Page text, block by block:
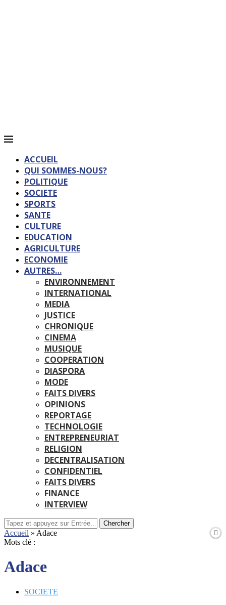
ACCUEIL
QUI SOMMES-NOUS?
POLITIQUE
SOCIETE
SPORTS
SANTE
CULTURE
EDUCATION
AGRICULTURE
ECONOMIE
AUTRES…
ENVIRONNEMENT
INTERNATIONAL
MEDIA
JUSTICE
CHRONIQUE
CINEMA
MUSIQUE
COOPERATION
DIASPORA
MODE
FAITS DIVERS
OPINIONS
REPORTAGE
TECHNOLOGIE
ENTREPRENEURIAT
RELIGION
DECENTRALISATION
CONFIDENTIEL
FAITS DIVERS
FINANCE
INTERVIEW
Chercher
Accueil » Adace
Mots clé :
Adace
SOCIETE